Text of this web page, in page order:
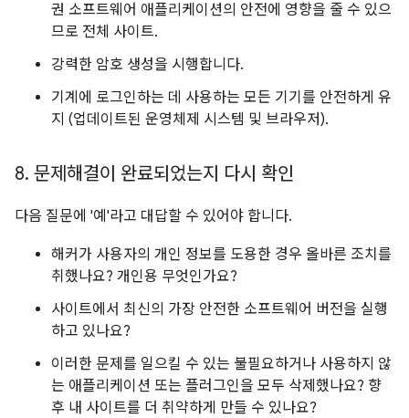
권 소프트웨어 애플리케이션의 안전에 영향을 줄 수 있으
므로 전체 사이트.
강력한 암호 생성을 시행합니다.
기계에 로그인하는 데 사용하는 모든 기기를 안전하게 유
지 (업데이트된 운영체제 시스템 및 브라우저).
8. 문제해결이 완료되었는지 다시 확인
다음 질문에 '예'라고 대답할 수 있어야 합니다.
해커가 사용자의 개인 정보를 도용한 경우 올바른 조치를
취했나요? 개인용 무엇인가요?
사이트에서 최신의 가장 안전한 소프트웨어 버전을 실행
하고 있나요?
이러한 문제를 일으킬 수 있는 불필요하거나 사용하지 않
는 애플리케이션 또는 플러그인을 모두 삭제했나요? 향
후 내 사이트를 더 취약하게 만들 수 있나요?